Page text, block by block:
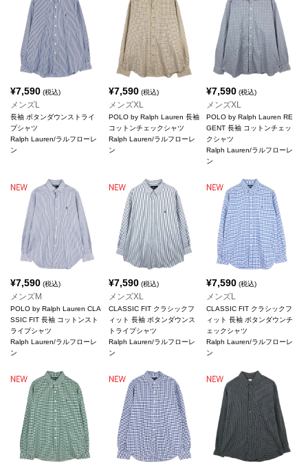
¥7,590 (税込)
メンズL
長袖 ボタンダウンストライ
プシャツ
Ralph Lauren/ラルフローレ
ン
¥7,590(税込)
メンズXL
POLO by Ralph Lauren 長袖
コットンチェックシャツ
Ralph Lauren/ラルフローレ
ン
¥7,590 (税込)
メンズXL
POLO by Ralph Lauren RE
GENT 長袖 コットンチェッ
クシャツ
Ralph Lauren/ラルフローレ
ン
¥7,590 (税込)
メンズM
POLO by Ralph Lauren CLA
SSIC FIT 長袖 コットンスト
ライプシャツ
Ralph Lauren/ラルフローレ
ン
¥7,590(税込)
メンズXL
CLASSIC FIT クラシックフ
ィット 長袖 ボタンダウンス
トライプシャツ
Ralph Lauren/ラルフローレ
ン
¥7,590 (税込)
メンズL
CLASSIC FIT クラシックフ
ィット 長袖 ボタンダウンチ
ェックシャツ
Ralph Lauren/ラルフローレ
ン